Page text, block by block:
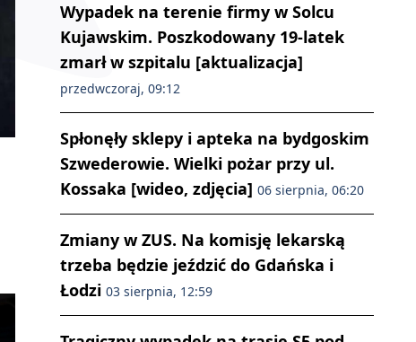
Wypadek na terenie firmy w Solcu
Kujawskim. Poszkodowany 19-latek
zmarł w szpitalu [aktualizacja]
przedwczoraj, 09:12
Spłonęły sklepy i apteka na bydgoskim
Szwederowie. Wielki pożar przy ul.
Kossaka [wideo, zdjęcia] 06 sierpnia, 06:20
Zmiany w ZUS. Na komisję lekarską
trzeba będzie jeździć do Gdańska i
Łodzi 03 sierpnia, 12:59